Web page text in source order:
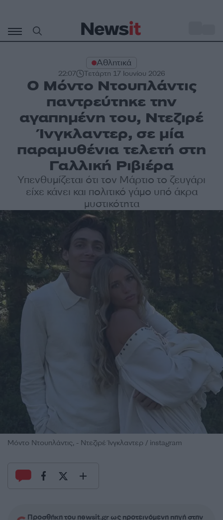
περιεχόμενο
Αθλητικά
22:07 Τετάρτη 17 Ιουνίου 2026
Ο Μόντο Ντουπλάντις
παντρεύτηκε την
αγαπημένη του, Ντεζιρέ
Ίνγκλαντερ, σε μία
παραμυθένια τελετή στη
Γαλλική Ριβιέρα
Υπενθυμίζεται ότι τον Μάρτιο το ζευγάρι
είχε κάνει και πολιτικό γάμο υπό άκρα
μυστικότητα
Μόντο Ντουπλάντις, - Ντεζιρέ Ίνγκλαντερ / instagram
Προσθήκη του newsit.gr ως προτεινόμενη πηγή στην